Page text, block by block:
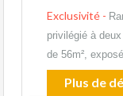
Exclusivité -
privilégié à
de 56m²,
Plus de